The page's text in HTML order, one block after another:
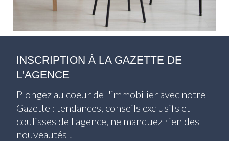
INSCRIPTION À LA GAZETTE DE
L'AGENCE
Plongez au coeur de l'immobilier avec notre
Gazette : tendances, conseils exclusifs et
coulisses de l'agence, ne manquez rien des
nouveautés !